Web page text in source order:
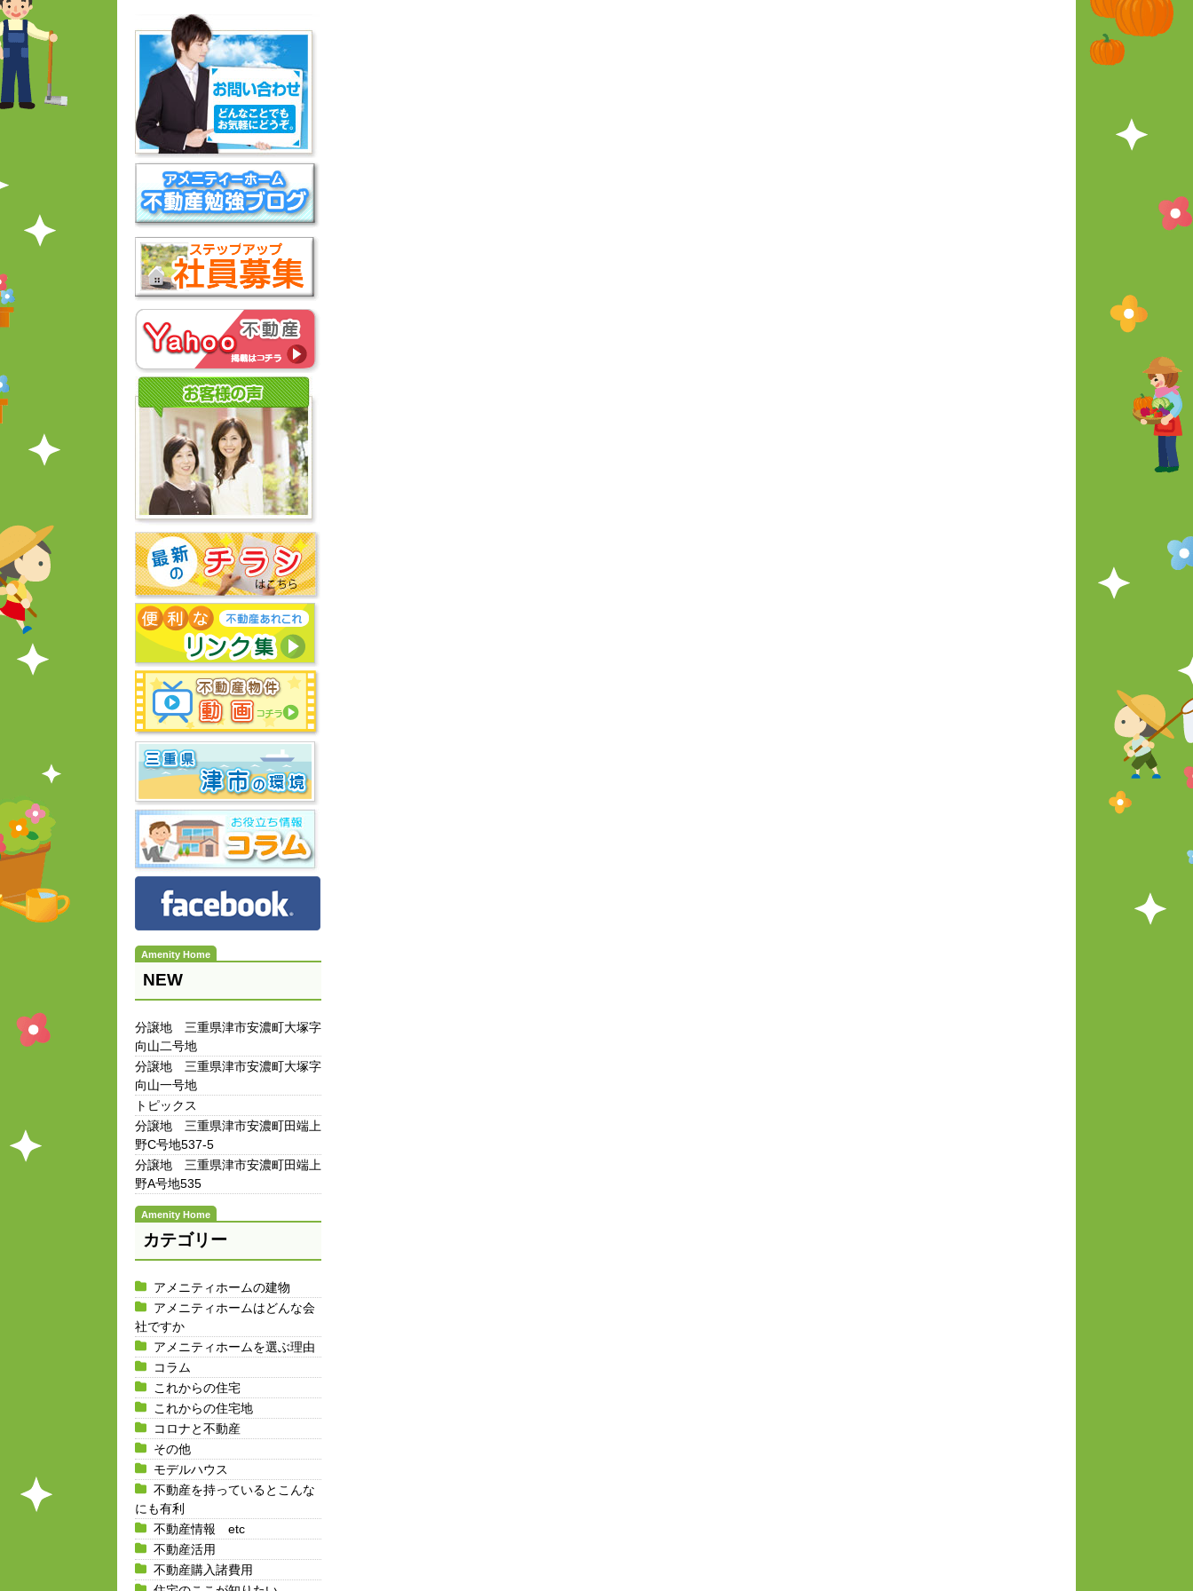
NEW
分譲地 三重県津市安濃町大塚字
向山二号地
分譲地 三重県津市安濃町大塚字
向山一号地
トピックス
分譲地 三重県津市安濃町田端上
野C号地537-5
分譲地 三重県津市安濃町田端上
野A号地535
カテゴリー
アメニティホームの建物
アメニティホームはどんな会
社ですか
アメニティホームを選ぶ理由
コラム
これからの住宅
これからの住宅地
コロナと不動産
その他
モデルハウス
不動産を持っているとこんな
にも有利
不動産情報 etc
不動産活用
不動産購入諸費用